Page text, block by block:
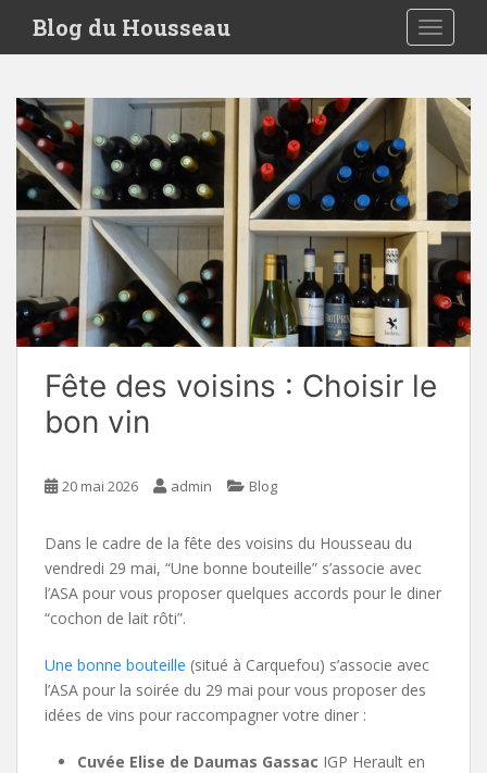
i
Blog du Housseau
Fête des voisins : Choisir le
bon vin
20 mai 2026 admin Blog
Dans le cadre de la fête des voisins du Housseau du
vendredi 29 mai, “Une bonne bouteille” s’associe avec
l’ASA pour vous proposer quelques accords pour le diner
“cochon de lait rôti”.
Une bonne bouteille (situé à Carquefou) s’associe avec
l’ASA pour la soirée du 29 mai pour vous proposer des
idées de vins pour raccompagner votre diner :
Cuvée Elise de Daumas Gassac IGP Herault en